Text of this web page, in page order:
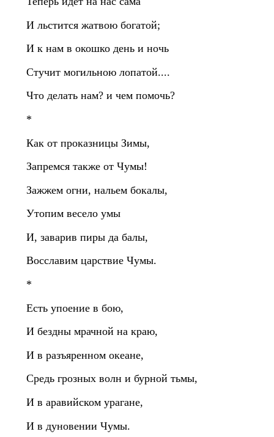
И льстится жатвою богатой;
И к нам в окошко день и ночь
Стучит могильною лопатой....
Что делать нам? и чем помочь?
*
Как от проказницы Зимы,
Запремся также от Чумы!
Зажжем огни, нальем бокалы,
Утопим весело умы
И, заварив пиры да балы,
Восславим царствие Чумы.
*
Есть упоение в бою,
И бездны мрачной на краю,
И в разъяренном океане,
Средь грозных волн и бурной тьмы,
И в аравийском урагане,
И в дуновении Чумы.